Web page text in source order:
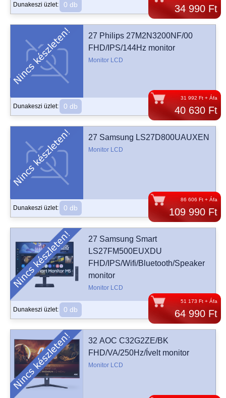
34 990 Ft
Dunakeszi üzlet: 0 db
31 992 Ft + Áfa
40 630 Ft
27 Philips 27M2N3200NF/00
FHD/IPS/144Hz monitor
Monitor LCD
Dunakeszi üzlet: 0 db
86 606 Ft + Áfa
109 990 Ft
27 Samsung LS27D800UAUXEN
Monitor LCD
Dunakeszi üzlet: 0 db
51 173 Ft + Áfa
64 990 Ft
27 Samsung Smart
LS27FM500EUXDU
FHD/IPS/Wifi/Bluetooth/Speaker
monitor
Monitor LCD
Dunakeszi üzlet: 0 db
32 AOC C32G2ZE/BK
FHD/VA/250Hz/Ívelt monitor
Monitor LCD